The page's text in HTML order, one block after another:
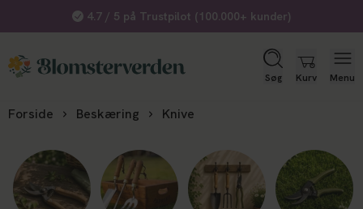
Køb gavekort her
Søg Kurv Menu
Forside Beskæring Knive